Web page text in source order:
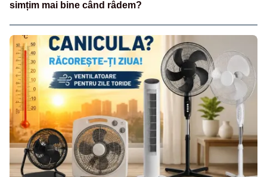
simțim mai bine când râdem?